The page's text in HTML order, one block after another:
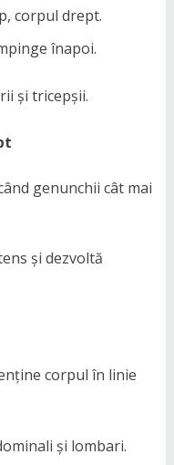
corpul drept.
înapoi.
și tricepșii.
genunchii cât mai
și dezvoltă
corpul în linie
și lombari.